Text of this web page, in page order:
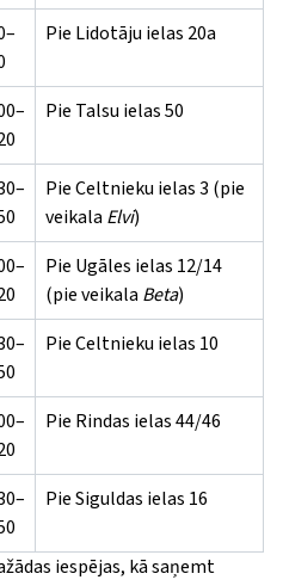
Pie Lidotāju ielas 20a
Pie Talsu ielas 50
Pie Celtnieku ielas 3 (pie
veikala Elvi)
Pie Ugāles ielas 12/14
(pie veikala Beta)
Pie Celtnieku ielas 10
Pie Rindas ielas 44/46
Pie Siguldas ielas 16
iespējas, kā saņemt